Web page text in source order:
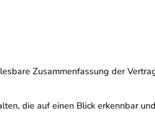
Zusammenfassung der
die auf einen Blick erkennbar